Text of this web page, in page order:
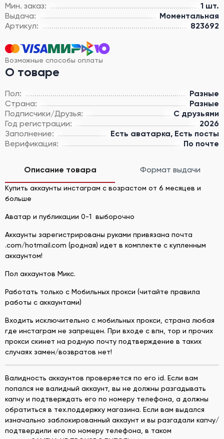
Мин. заказ:
1 шт.
Выдача:
Моментальная
Артикул:
823692
Возможные способы оплаты
О товаре
Пол:
Разные
Страна:
Разные
Подписчики/Друзья:
С друзьями
Год регистрации:
2026
Заполнение:
Есть аватарка, Есть посты
Верификация:
По почте
Описание товара Формат выдачи
Купить аккаунты инстаграм с возрастом от 6 месяцев и
больше
Аватар и публикации 0-1 выборочно
Аккаунты зарегистрированы руками привязана почта
.com/hotmail.com (родная) идет в комплекте с купленным
аккаунтом!
Пол аккаунтов Микс.
Работать только с Мобильных прокси (читайте правила
работы с аккаунтами)
Входить исключительно с мобильных прокси, страна любая
где инстаграм не запрещен. При входе с впн, тор и прочих
прокси скинет на родную почту подтверждение в таких
случаях замен/возвратов нет!
Валидность аккаунтов проверяется по его id. Если вам
попался не валидный аккаунт, вы не должны разгадывать
капчу и подтверждать его по номеру телефона, а должны
обратиться в тех.поддержку магазина. Если вам выдался
изначально заблокированный аккаунт и вы разгадали капчу/
подтвердили его по номеру телефона, в таком